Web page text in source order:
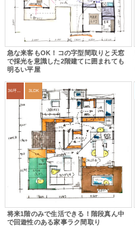
急な来客もOK！コの字型間取りと天窓
で採光を意識した2階建てに囲まれても
明るい平屋
3LDK
将来1階のみで生活できる！階段真ん中
で回遊性のある家事ラク間取り